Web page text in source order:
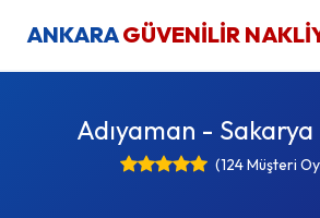
ANKARAGÜVENİLİR
Adıyaman -
(124 Müşteri